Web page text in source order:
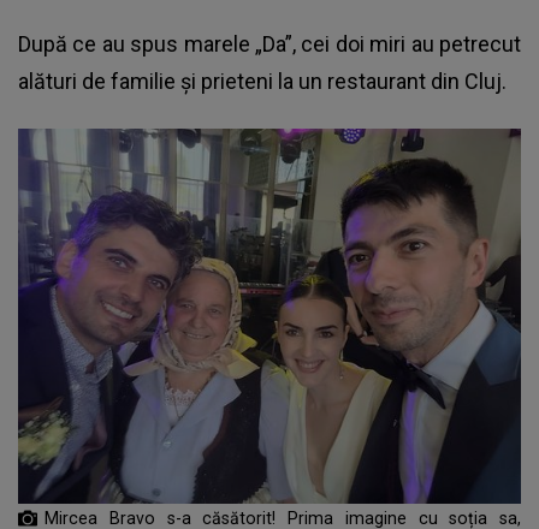
După ce au spus marele „Da”, cei doi miri au petrecut
alături de familie și prieteni la un restaurant din Cluj.
Mircea Bravo s-a căsătorit! Prima imagine cu soția sa,